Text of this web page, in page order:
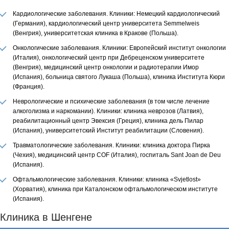
Кардиологические заболевания. Клиники: Немецкий кардиологический
(Германия), кардиологический центр университета Semmelweis
(Венгрия), университетская клиника в Кракове (Польша).
Онкологические заболевания. Клиники: Европейский институт онкологии
(Италия), онкологический центр при Дебреценском университете
(Венгрия), медицинский центр онкологии и радиотерапии Имор
(Испания), больница святого Лукаша (Польша), клиника Института Кюри
(Франция).
Неврологические и психические заболевания (в том числе лечение
алкоголизма и наркомании). Клиники: клиника неврозов (Латвия),
реабилитационный центр Эвексия (Греция), клиника дель Пилар
(Испания), университетский Институт реабилитации (Словения).
Травматологические заболевания. Клиники: клиника доктора Пирка
(Чехия), медицинский центр COF (Италия), госпиталь Sant Joan de Deu
(Испания).
Офтальмологические заболевания. Клиники: клиника «Svjetlost»
(Хорватия), клиника при Каталонском офтальмологическом институте
(Испания).
Клиника в Шенгене